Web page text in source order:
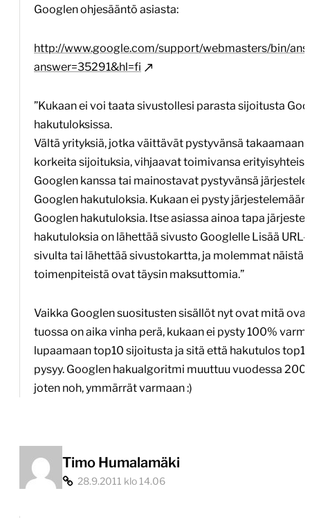
Googlen ohjesääntö asiasta:
http://www.google.com/support/webmasters/bin/
answer=35291&hl=fi
”Kukaan ei voi taata sivustollesi parasta sijoitusta
hakutuloksissa.
Vältä yrityksiä, jotka väittävät pystyvänsä takaamaan
korkeita sijoituksia, vihjaavat toimivansa
Googlen kanssa tai mainostavat pystyvänsä
Googlen hakutuloksia. Kukaan ei pysty järjestelemään
Googlen hakutuloksia. Itse asiassa ainoa tapa
hakutuloksia on lähettää sivusto Googlelle Lisää
sivulta tai lähettää sivustokartta, ja molemmat näistä
toimenpiteistä ovat täysin maksuttomia.”
Vaikka Googlen suositusten sisällöt nyt ovat mitä
tuossa on aika vinha perä, kukaan ei pysty 100%
lupaamaan top10 sijoitusta ja sitä että hakutulos
pysyy. Googlen hakualgoritmi muuttuu vuodessa 200
joten noh, ymmärrät varmaan :)
Timo Humalamäki
28.9.2011 klo 14.06